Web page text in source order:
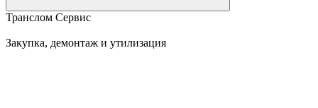
Транслом Сервис
Закупка, демонтаж и утилизация